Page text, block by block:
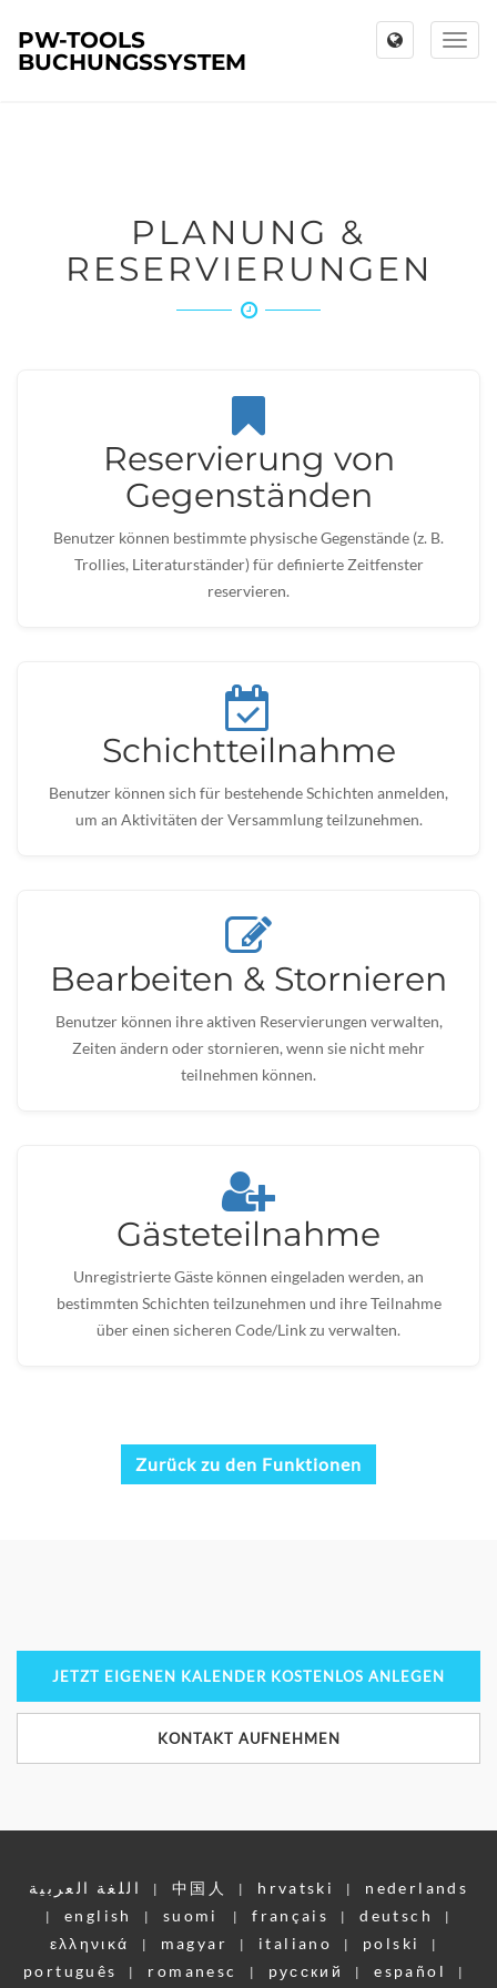
Toggle
PW-TOOLS
BUCHUNGSSYSTEM
PLANUNG &
RESERVIERUNGEN
Reservierung von
Gegenständen
Benutzer können bestimmte physische Gegenstände (z. B.
Trollies, Literaturständer) für definierte Zeitfenster
reservieren.
Schichtteilnahme
Benutzer können sich für bestehende Schichten anmelden,
um an Aktivitäten der Versammlung teilzunehmen.
Bearbeiten & Stornieren
Benutzer können ihre aktiven Reservierungen verwalten,
Zeiten ändern oder stornieren, wenn sie nicht mehr
teilnehmen können.
Gästeteilnahme
Unregistrierte Gäste können eingeladen werden, an
bestimmten Schichten teilzunehmen und ihre Teilnahme
über einen sicheren Code/Link zu verwalten.
Zurück zu den Funktionen
JETZT EIGENEN KALENDER KOSTENLOS ANLEGEN
KONTAKT AUFNEHMEN
اللغة العربية | 中国人 | hrvatski | nederlands
| english | suomi | français | deutsch |
ελληνικά | magyar | italiano | polski |
português | romanesc | pусский | español |